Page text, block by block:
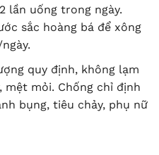
lần uống trong ngày.
sắc hoàng bá để xông
quy định, không lạm
mệt mỏi. Chống chỉ định
bụng, tiêu chảy, phụ nữ